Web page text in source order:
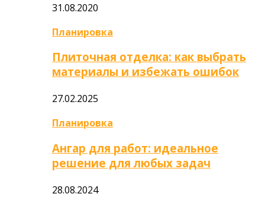
31.08.2020
Планировка
Плиточная отделка: как выбрать
материалы и избежать ошибок
27.02.2025
Планировка
Ангар для работ: идеальное
решение для любых задач
28.08.2024